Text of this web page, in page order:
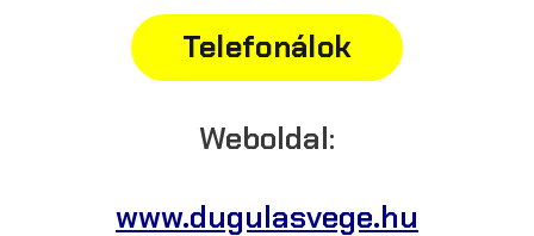
Telefonálok
Weboldal:
www.dugulasvege.hu